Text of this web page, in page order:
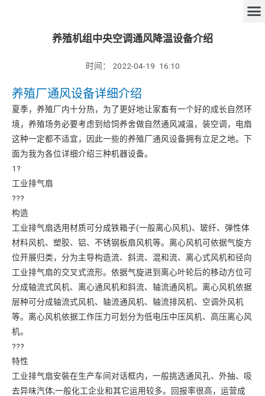
养殖机组中央空调通风降温设备介绍
时间： 2022-04-19 16:10
养殖厂通风设备详细介绍
夏季，养殖厂内十分热，为了更好地让家畜有一个好的成长自然环
境，养殖场务必要考虑到给饲养舍做自然通风减温，装空调，电扇
这种一定都不适宜，因此一些的养殖厂通风设备拥有立足之地。下
面为我为各位详细介绍三种机器设备。
1?
工业排气扇
???
构造
工业排气扇选用材质可分成铁箱子(一般离心风机)、玻纤、弹性体
材料风机、塑胶、铝、不锈钢板扇风机等。离心风机可依据气旋方
位开展归类，分为主导构造流、斜流、混和流、离心式风机和径向
工业排气扇的交叉式流形。依据气旋进到离心叶轮后的移动方位可
分成轴流式风机、离心通风机和斜流、轴流通风机。离心风机依据
层种可分成轴流式风机、轴流通风机、轴流排风机、空调外风机
等。离心风机依据工作压力可划分为低电压中压风机、高压离心风
机。
???
特性
工业排气扇安裝在生产车间对话框内，一般挑选通风孔、外抽、吸
去异味汽体;一般化工企业和其它运用较多。回报率很高，运营成